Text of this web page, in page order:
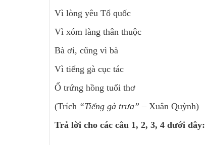
Vì lòng yêu Tổ quốc
Vì xóm làng thân thuộc
Bà ơi, cũng vì bà
Vì tiếng gà cục tác
Ổ trứng hồng tuổi thơ
(Trích “Tiếng gà trưa” – Xuân Quỳnh)
Trả lời cho các câu 1, 2, 3, 4 dưới đây: